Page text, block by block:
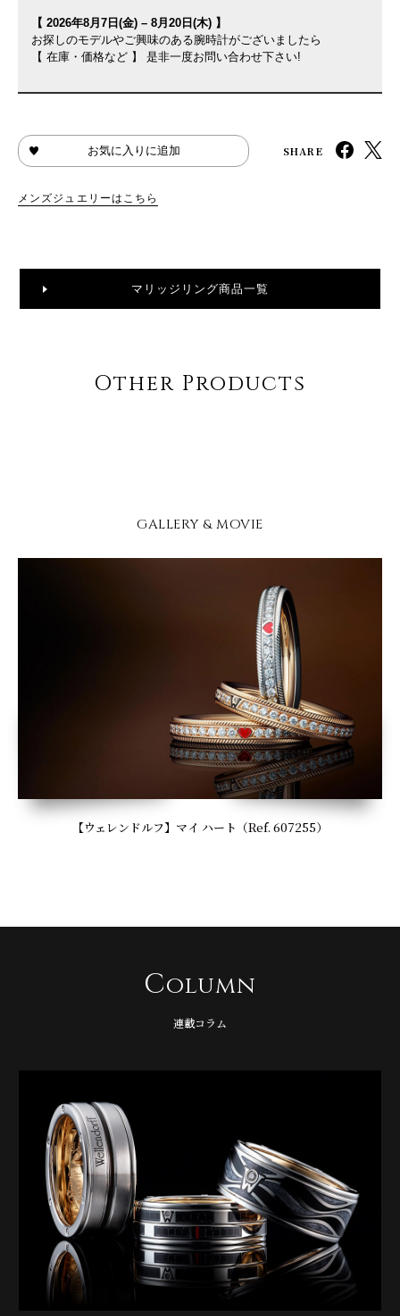
【 2026年8月7日(金) – 8月20日(木) 】
お探しのモデルやご興味のある腕時計がございましたら
【 在庫・価格など 】 是非一度お問い合わせ下さい!
お気に入りに追加 SHARE
メンズジュエリーはこちら
マリッジリング商品一覧
Other Products
GALLERY & MOVIE
【ウェレンドルフ】マイ ハート（Ref. 607255）
Column
連載コラム